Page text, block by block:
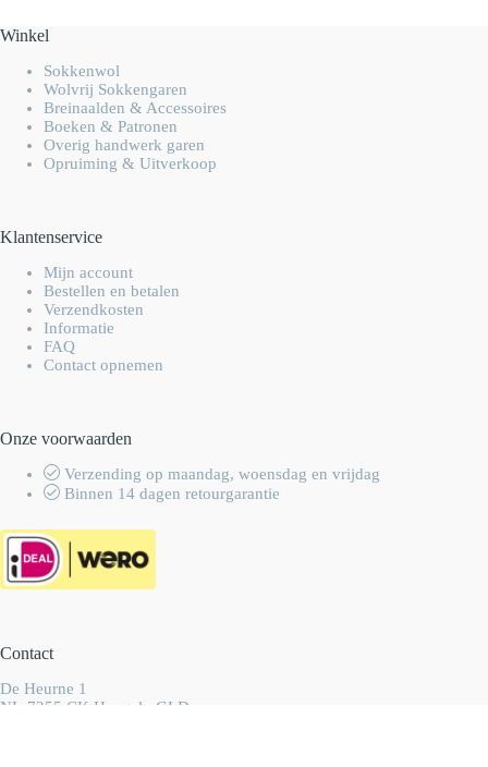
Winkel
Sokkenwol
Wolvrij Sokkengaren
Breinaalden & Accessoires
Boeken & Patronen
Overig handwerk garen
Opruiming & Uitverkoop
Klantenservice
Mijn account
Bestellen en betalen
Verzendkosten
Informatie
FAQ
Contact opnemen
Onze voorwaarden
Verzending op maandag, woensdag en vrijdag
Binnen 14 dagen retourgarantie
Contact
De Heurne 1
NL-7255 CK Hengelo GLD